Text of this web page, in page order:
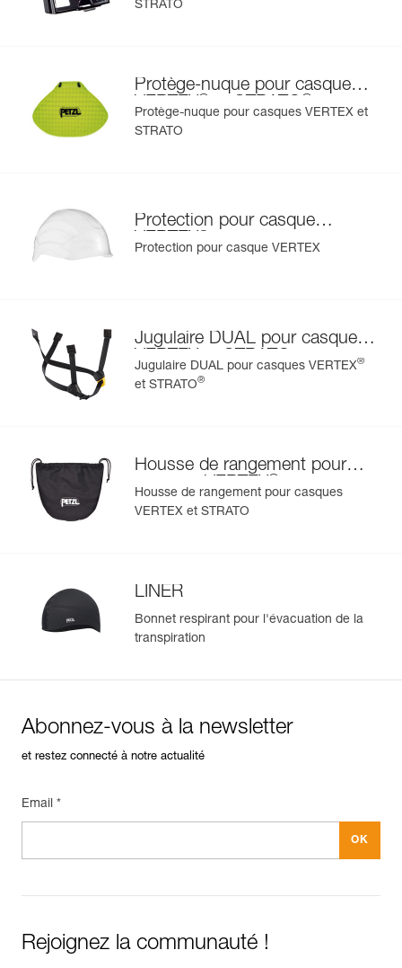
- protection pour casque permettant de préserver la
- porte-badge pour identifier rapidement l'utilisateur,
- jugulaire et mousse interchangeables,
- protections auditives,
- disponible en deux couleurs haute visibilité : jaune et
STRATO
Protège-nuque pour casques
VERTEX
Protège-nuque pour casques VERTEX et
STRATO
Protection pour casque
VERTEX
Protection pour casque VERTEX
Jugulaire DUAL pour casques
VERTEX et STRATO
Jugulaire DUAL pour casques VERTEX®
et STRATO®
Housse de rangement pour
casques VERTEX
STRATO ®
Housse de rangement pour casques
VERTEX et STRATO
LINER
Bonnet respirant pour l'évacuation de la
transpiration
Abonnez-vous à la newsletter
et restez connecté à notre actualité
Email *
Rejoignez la communauté !